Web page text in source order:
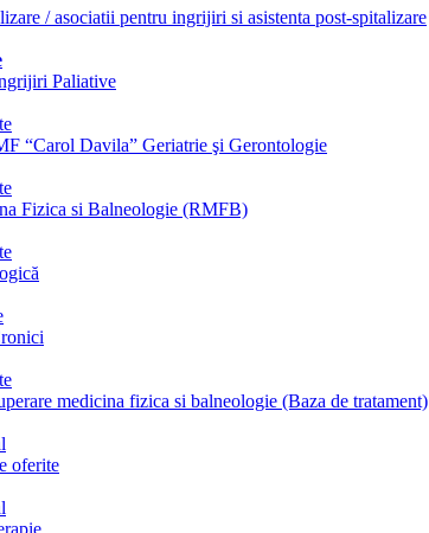
/ asociatii pentru ingrijiri si asistenta post-spitalizare
Paliative
“Carol Davila” Geriatrie şi Gerontologie
Fizica si Balneologie (RMFB)
medicina fizica si balneologie (Baza de tratament)
oferite